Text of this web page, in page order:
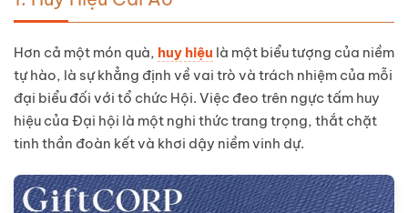
Hơn cả một món quà, huy hiệu là một biểu tượng của niềm
tự hào, là sự khẳng định về vai trò và trách nhiệm của mỗi
đại biểu đối với tổ chức Hội. Việc đeo trên ngực tấm huy
hiệu của Đại hội là một nghi thức trang trọng, thắt chặt
tinh thần đoàn kết và khơi dậy niềm vinh dự.